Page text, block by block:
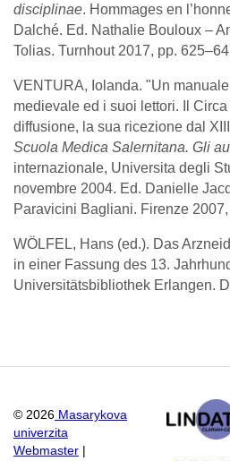
disciplinae. Hommages en
Dalché. Ed. Nathalie Bouloux –
Tolias. Turnhout 2017, pp.
VENTURA, Iolanda. "Un
medievale ed i suoi lettori. Il
diffusione, la sua ricezione dal
Scuola Medica Salernitana. Gli
internazionale, Universita degli
novembre 2004. Ed. Danielle
Paravicini Bagliani. Firenze
WÖLFEL, Hans (ed.). Das
in einer Fassung des 13.
Universitätsbibliothek Erlangen.
© 2026 Masarykova
univerzita
Webmaster